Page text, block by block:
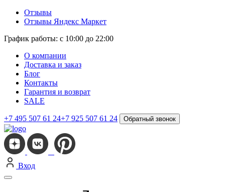
Отзывы
Отзывы Яндекс Маркет
График работы: с 10:00 до 22:00
О компании
Доставка и заказ
Блог
Контакты
Гарантия и возврат
SALE
+7 495 507 61 24+7 925 507 61 24 Обратный звонок
Вход